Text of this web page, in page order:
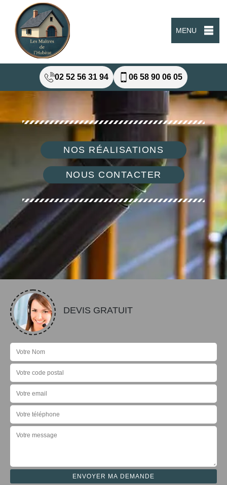
MENU
02 52 56 31 94 06 58 90 06 05
NOS RÉALISATIONS
NOUS CONTACTER
DEVIS GRATUIT